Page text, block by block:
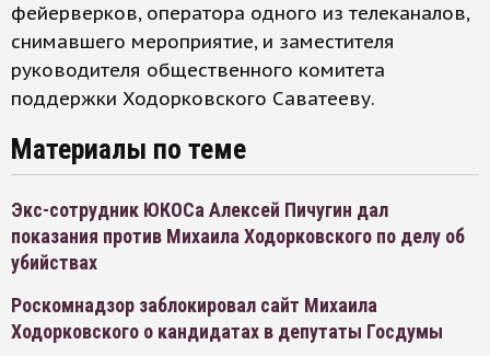
фейерверков, оператора одного из телеканалов,
снимавшего мероприятие, и заместителя
руководителя общественного комитета
поддержки Ходорковского Саватееву.
Материалы по теме
Экс-сотрудник ЮКОСа Алексей Пичугин дал
показания против Михаила Ходорковского по делу об
убийствах
Роскомнадзор заблокировал сайт Михаила
Ходорковского о кандидатах в депутаты Госдумы